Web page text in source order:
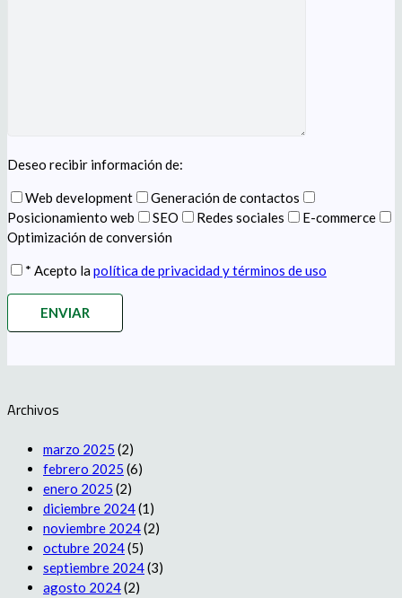
Deseo recibir información de:
Web development
Generación de contactos
Posicionamiento web
SEO Redes sociales
E-commerce
Optimización de conversión
* Acepto lapolítica de privacidad y términos de uso
Archivos
marzo 2025 (2)
febrero 2025 (6)
enero 2025 (2)
diciembre 2024(1)
noviembre 2024(2)
octubre 2024(5)
septiembre 2024(3)
agosto 2024(2)